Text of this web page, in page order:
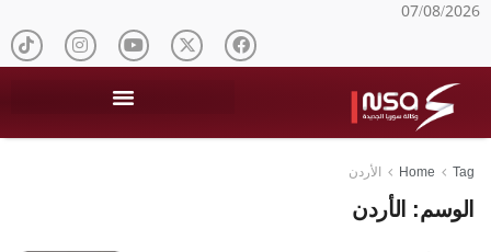
07/08/2026
Home Tag الأردن
الوسم: الأردن